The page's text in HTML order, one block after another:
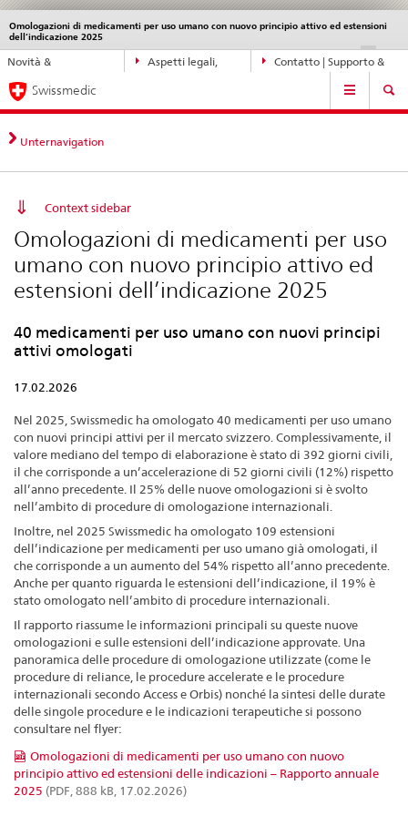
Navigazione
diretta:
novità,
aspetti
legali,
contatto
Novità &
Aspetti legali,
Contatto | Supporto &
Omologazioni di medicamenti per uso umano con nuovo principio attivo ed estensioni
dell’indicazione 2025
DE IT
Service
navigation
Navigation
Swissmedic
Unternavigation
Context sidebar
Omologazioni di medicamenti per uso
umano con nuovo principio attivo ed
estensioni dell’indicazione 2025
40 medicamenti per uso umano con nuovi principi
attivi omologati
17.02.2026
Nel 2025, Swissmedic ha omologato 40 medicamenti per uso umano
con nuovi principi attivi per il mercato svizzero. Complessivamente, il
valore mediano del tempo di elaborazione è stato di 392 giorni civili,
il che corrisponde a un’accelerazione di 52 giorni civili (12%) rispetto
all’anno precedente. Il 25% delle nuove omologazioni si è svolto
nell’ambito di procedure di omologazione internazionali.
Inoltre, nel 2025 Swissmedic ha omologato 109 estensioni
dell’indicazione per medicamenti per uso umano già omologati, il
che corrisponde a un aumento del 54% rispetto all’anno precedente.
Anche per quanto riguarda le estensioni dell’indicazione, il 19% è
stato omologato nell’ambito di procedure internazionali.
Il rapporto riassume le informazioni principali su queste nuove
omologazioni e sulle estensioni dell’indicazione approvate. Una
panoramica delle procedure di omologazione utilizzate (come le
procedure di reliance, le procedure accelerate e le procedure
internazionali secondo Access e Orbis) nonché la sintesi delle durate
delle singole procedure e le indicazioni terapeutiche si possono
consultare nel flyer:
Omologazioni di medicamenti per uso umano con nuovo
principio attivo ed estensioni delle indicazioni – Rapporto annuale
2025 (PDF, 888 kB, 17.02.2026)